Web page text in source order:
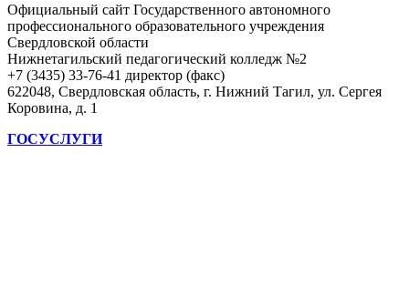
Официальный сайт Государственного автономного
профессионального образовательного учреждения
Свердловской области
Нижнетагильский педагогический колледж №2
+7 (3435) 33-76-41 директор (факс)
622048, Свердловская область, г. Нижний Тагил, ул. Сергея
Коровина, д. 1
ГОСУСЛУГИ